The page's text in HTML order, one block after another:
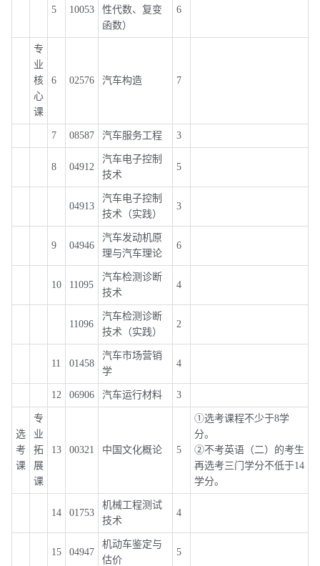
5 10053
性代数、复变
函数）
6
专
业
核
心
课
6 02576 汽车构造 7
7 08587 汽车服务工程 3
8 04912
汽车电子控制
技术
5
04913
汽车电子控制
技术（实践）
3
9 04946
汽车发动机原
理与汽车理论
6
10 11095
汽车检测诊断
技术
4
11096
汽车检测诊断
技术（实践）
2
11 01458
汽车市场营销
学
4
12 06906 汽车运行材料 3
选
考
课
专
业
拓
展
课
13 00321 中国文化概论 5
①选考课程不少于8学
分。
②不考英语（二）的考生
再选考三门学分不低于14
学分。
14 01753
机械工程测试
技术
4
15 04947
机动车鉴定与
估价
5